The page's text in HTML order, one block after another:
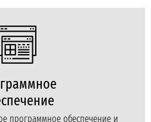
программное обеспечение и